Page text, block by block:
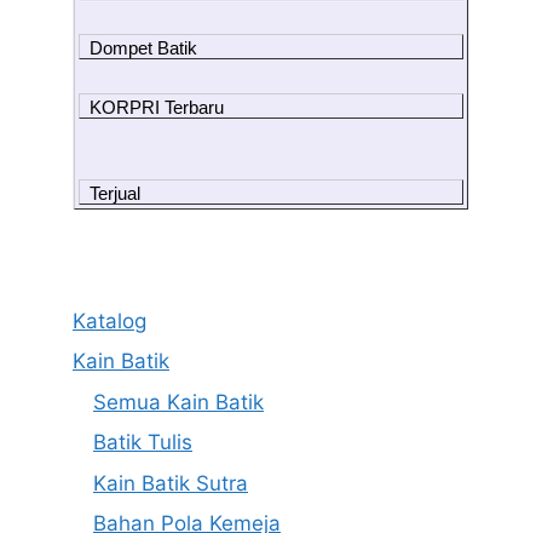
Dompet Batik
KORPRI Terbaru
Terjual
Katalog
Kain Batik
Semua Kain Batik
Batik Tulis
Kain Batik Sutra
Bahan Pola Kemeja